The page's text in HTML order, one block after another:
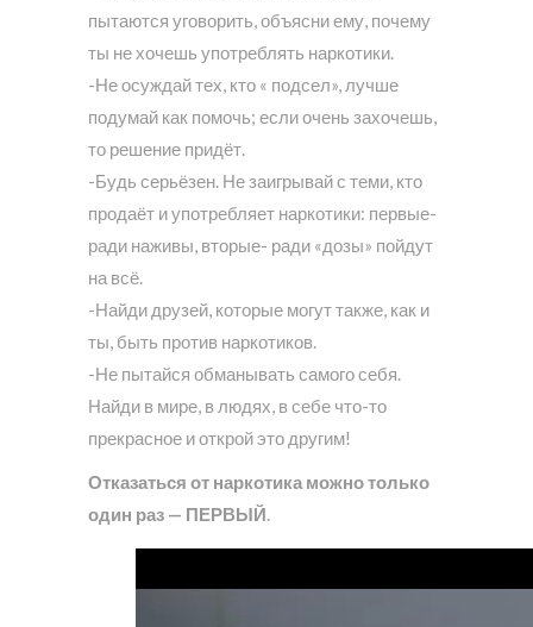
пытаются уговорить, объясни ему, почему
ты не хочешь употреблять наркотики.
-Не осуждай тех, кто « подсел», лучше
подумай как помочь; если очень захочешь,
то решение придёт.
-Будь серьёзен. Не заигрывай с теми, кто
продаёт и употребляет наркотики: первые-
ради наживы, вторые- ради «дозы» пойдут
на всё.
-Найди друзей, которые могут также, как и
ты, быть против наркотиков.
-Не пытайся обманывать самого себя.
Найди в мире, в людях, в себе что-то
прекрасное и открой это другим!
Отказаться от наркотика можно только
один раз — ПЕРВЫЙ